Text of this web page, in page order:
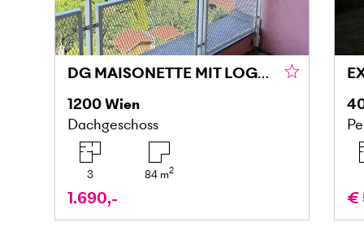
DG MAISONETTE MIT LOGGIA UND GRÜNBLICK IN DONAU NÄHE
1200Wien
Dachgeschoss
3 84m2
1.690,- €